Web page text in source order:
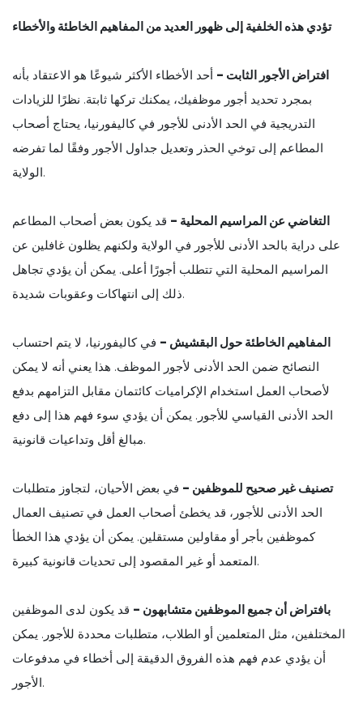
تؤدي هذه الخلفية إلى ظهور العديد من المفاهيم الخاطئة والأخطاء
افتراض الأجور الثابت - أحد الأخطاء الأكثر شيوعًا هو الاعتقاد بأنه
بمجرد تحديد أجور موظفيك، يمكنك تركها ثابتة. نظرًا للزيادات
التدريجية في الحد الأدنى للأجور في كاليفورنيا، يحتاج أصحاب
المطاعم إلى توخي الحذر وتعديل جداول الأجور وفقًا لما تفرضه
الولاية.
التغاضي عن المراسيم المحلية - قد يكون بعض أصحاب المطاعم
على دراية بالحد الأدنى للأجور في الولاية ولكنهم يظلون غافلين عن
المراسيم المحلية التي تتطلب أجورًا أعلى. يمكن أن يؤدي تجاهل
ذلك إلى انتهاكات وعقوبات شديدة.
المفاهيم الخاطئة حول البقشيش - في كاليفورنيا، لا يتم احتساب
النصائح ضمن الحد الأدنى لأجور الموظف. هذا يعني أنه لا يمكن
لأصحاب العمل استخدام الإكراميات كائتمان مقابل التزامهم بدفع
الحد الأدنى القياسي للأجور. يمكن أن يؤدي سوء فهم هذا إلى دفع
مبالغ أقل وتداعيات قانونية.
تصنيف غير صحيح للموظفين - في بعض الأحيان، لتجاوز متطلبات
الحد الأدنى للأجور، قد يخطئ أصحاب العمل في تصنيف العمال
كموظفين بأجر أو مقاولين مستقلين. يمكن أن يؤدي هذا الخطأ
المتعمد أو غير المقصود إلى تحديات قانونية كبيرة.
بافتراض أن جميع الموظفين متشابهون - قد يكون لدى الموظفين
المختلفين، مثل المتعلمين أو الطلاب، متطلبات محددة للأجور. يمكن
أن يؤدي عدم فهم هذه الفروق الدقيقة إلى أخطاء في مدفوعات
الأجور.